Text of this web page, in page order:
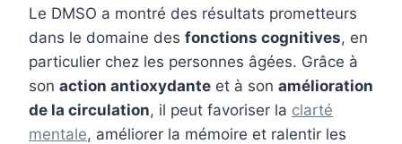
Le DMSO a montré des résultats prometteurs
dans le domaine des fonctions cognitives, en
particulier chez les personnes âgées. Grâce à
son action antioxydante et à son amélioration
de la circulation, il peut favoriser la clarté
mentale, améliorer la mémoire et ralentir les